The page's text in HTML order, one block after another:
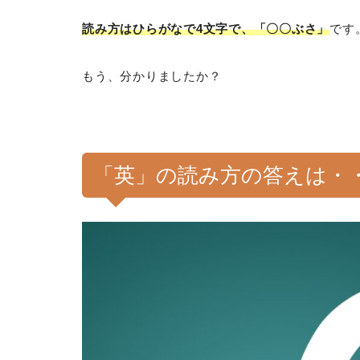
読み方はひらがなで4文字で、「〇〇ぶさ」です
もう、分かりましたか？
「英」の読み方の答えは・